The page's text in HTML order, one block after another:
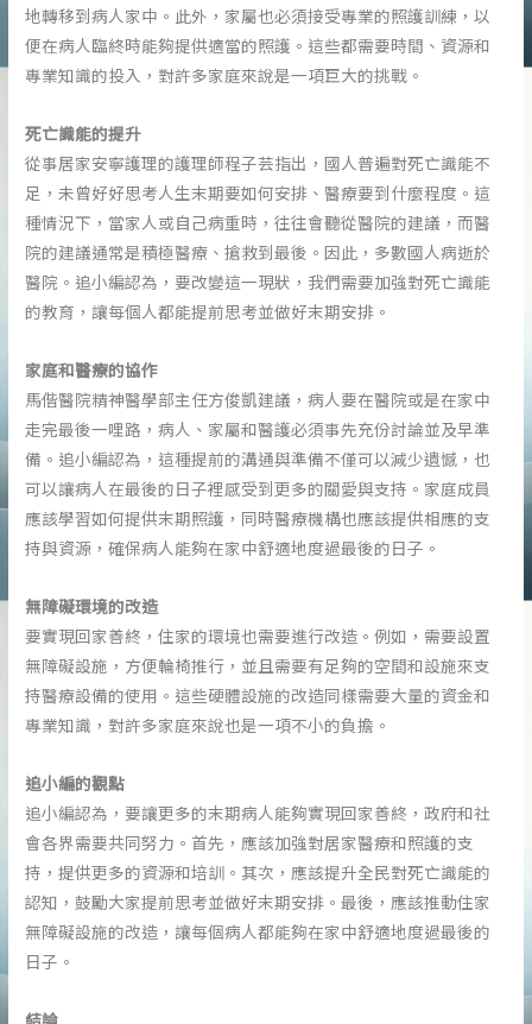
地轉移到病人家中。此外，家屬也必須接受專業的照護訓練，以
便在病人臨終時能夠提供適當的照護。這些都需要時間、資源和
專業知識的投入，對許多家庭來說是一項巨大的挑戰。
死亡識能的提升
從事居家安寧護理的護理師程子芸指出，國人普遍對死亡識能不
足，未曾好好思考人生末期要如何安排、醫療要到什麼程度。這
種情況下，當家人或自己病重時，往往會聽從醫院的建議，而醫
院的建議通常是積極醫療、搶救到最後。因此，多數國人病逝於
醫院。追小編認為，要改變這一現狀，我們需要加強對死亡識能
的教育，讓每個人都能提前思考並做好末期安排。
家庭和醫療的協作
馬偕醫院精神醫學部主任方俊凱建議，病人要在醫院或是在家中
走完最後一哩路，病人、家屬和醫護必須事先充份討論並及早準
備。追小編認為，這種提前的溝通與準備不僅可以減少遺憾，也
可以讓病人在最後的日子裡感受到更多的關愛與支持。家庭成員
應該學習如何提供末期照護，同時醫療機構也應該提供相應的支
持與資源，確保病人能夠在家中舒適地度過最後的日子。
無障礙環境的改造
要實現回家善終，住家的環境也需要進行改造。例如，需要設置
無障礙設施，方便輪椅推行，並且需要有足夠的空間和設施來支
持醫療設備的使用。這些硬體設施的改造同樣需要大量的資金和
專業知識，對許多家庭來說也是一項不小的負擔。
追小編的觀點
追小編認為，要讓更多的末期病人能夠實現回家善終，政府和社
會各界需要共同努力。首先，應該加強對居家醫療和照護的支
持，提供更多的資源和培訓。其次，應該提升全民對死亡識能的
認知，鼓勵大家提前思考並做好末期安排。最後，應該推動住家
無障礙設施的改造，讓每個病人都能夠在家中舒適地度過最後的
日子。